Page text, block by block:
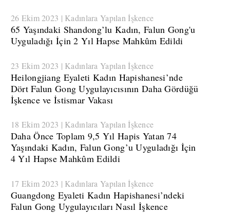
26 Ekim 2023 | Kadınlara Yapılan İşkence
65 Yaşındaki Shandong’lu Kadın, Falun Gong'u
Uyguladığı İçin 2 Yıl Hapse Mahkûm Edildi
23 Ekim 2023 | Kadınlara Yapılan İşkence
​Heilongjiang Eyaleti Kadın Hapishanesi’nde
Dört Falun Gong Uygulayıcısının Daha Gördüğü
İşkence ve İstismar Vakası
18 Ekim 2023 | Kadınlara Yapılan İşkence
​Daha Önce Toplam 9,5 Yıl Hapis Yatan 74
Yaşındaki Kadın, Falun Gong’u Uyguladığı İçin
4 Yıl Hapse Mahkûm Edildi
17 Ekim 2023 | Kadınlara Yapılan İşkence
​Guangdong Eyaleti Kadın Hapishanesi’ndeki
Falun Gong Uygulayıcıları Nasıl İşkence